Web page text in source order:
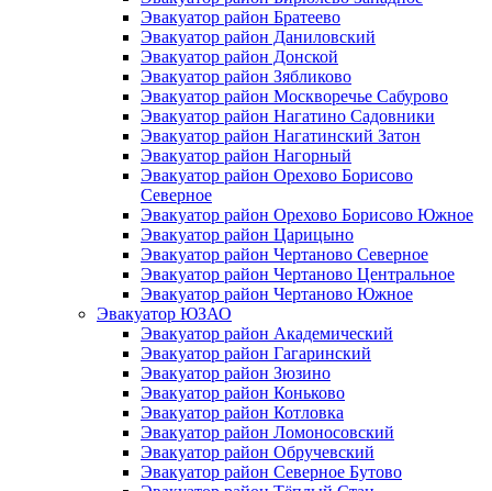
Эвакуатор район Братеево
Эвакуатор район Даниловский
Эвакуатор район Донской
Эвакуатор район Зябликово
Эвакуатор район Москворечье Сабурово
Эвакуатор район Нагатино Cадовники
Эвакуатор район Нагатинский Затон
Эвакуатор район Нагорный
Эвакуатор район Орехово Борисово
Северное
Эвакуатор район Орехово Борисово Южное
Эвакуатор район Царицыно
Эвакуатор район Чертаново Северное
Эвакуатор район Чертаново Центральное
Эвакуатор район Чертаново Южное
Эвакуатор ЮЗАО
Эвакуатор район Академический
Эвакуатор район Гагаринский
Эвакуатор район Зюзино
Эвакуатор район Коньково
Эвакуатор район Котловка
Эвакуатор район Ломоносовский
Эвакуатор район Обручевский
Эвакуатор район Северное Бутово